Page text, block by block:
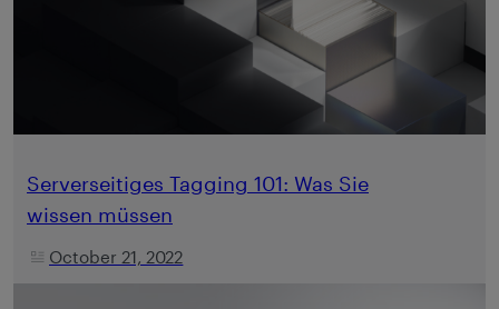
Serverseitiges Tagging 101: Was Sie
wissen müssen
October 21, 2022